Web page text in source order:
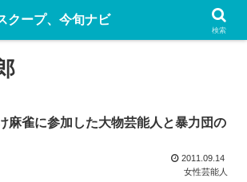
麻雀に参加した大物芸能人と暴力団の
2011.09.14
女性芸能人
クープ、今旬ナビ
検索